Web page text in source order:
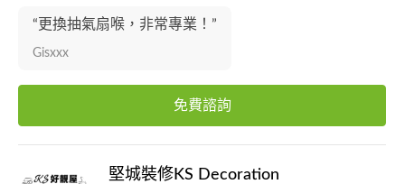
“更換抽氣扇喉，非常專業！”
Gisxxx
免費諮詢
堅城裝修KS Decoration